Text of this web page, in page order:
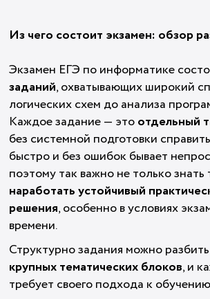
Из чего состоит экзамен: обзор
Экзамен ЕГЭ по информатике
заданий, охватывающих широкий
логических схем до анализа
Каждое задание — этоотдельный
без системной подготовки
быстро и без ошибок бывает
поэтому так важно не только
наработать устойчивый
решения, особенно в условиях
времени.
Структурно задания можно
крупных тематических блоков, и
требует своего подхода к